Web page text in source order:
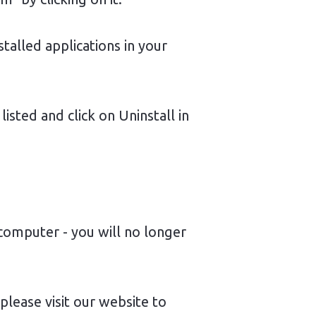
applications in your
and click on Uninstall in
- you will no longer
visit our website to